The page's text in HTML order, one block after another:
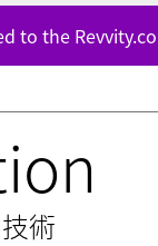
to the
術